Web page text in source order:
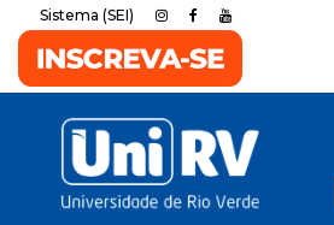
Sistema (SEI)